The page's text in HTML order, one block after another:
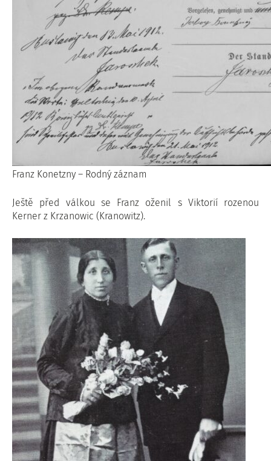
Franz Konetzny – Rodný záznam
Ještě před válkou se Franz oženil s Viktorií rozenou
Kerner z Krzanowic (Kranowitz).